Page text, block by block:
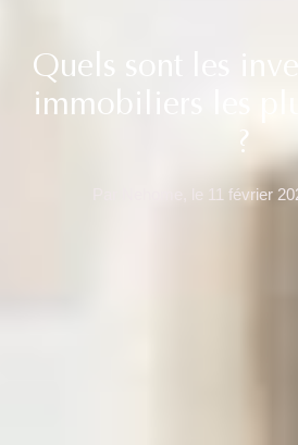
Quels sont les
immobiliers les
?
Par Nehome, le 11 février